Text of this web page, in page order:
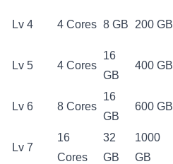
Lv 4 4 Cores 8 GB 200 GB
Lv 5 4 Cores
16
GB
400 GB
Lv 6 8 Cores
16
GB
600 GB
Lv 7
16
Cores
32
GB
1000
GB